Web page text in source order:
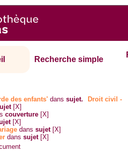
Recherche simple
des enfants' danssujet.
Droit civil -
[X]
couverture [X]
[X]
danssujet [X]
danssujet [X]